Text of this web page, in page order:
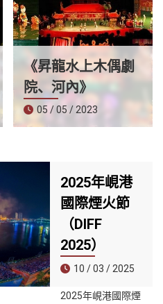
《昇龍水上木偶劇
院、河內》
05 / 05 / 2023
2025年峴港
國際煙火節
（DIFF
2025）
10 / 03 / 2025
2025年峴港國際煙